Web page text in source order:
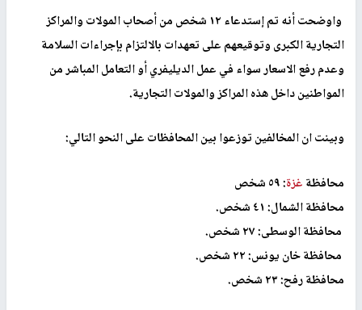
واوضحت أنه تم إستدعاء ١٢ شخص من أصحاب المولات والمراكز
التجارية الكبرى وتوقيعهم على تعهدات بالالتزام بإجراءات السلامة
وعدم رفع الاسعار سواء في عمل الديليفري أو التعامل المباشر من
المواطنين داخل هذه المراكز والمولات التجارية.⁦
وبينت ان المخالفين توزعوا بين المحافظات على النحو التالي:
محافظةغزة: ٥٩ شخص
محافظة الشمال: ٤١ شخص.
محافظة الوسطى: ٢٧ شخص.
محافظة خان يونس: ٢٢ شخص.
محافظة رفح: ٢٣ شخص.